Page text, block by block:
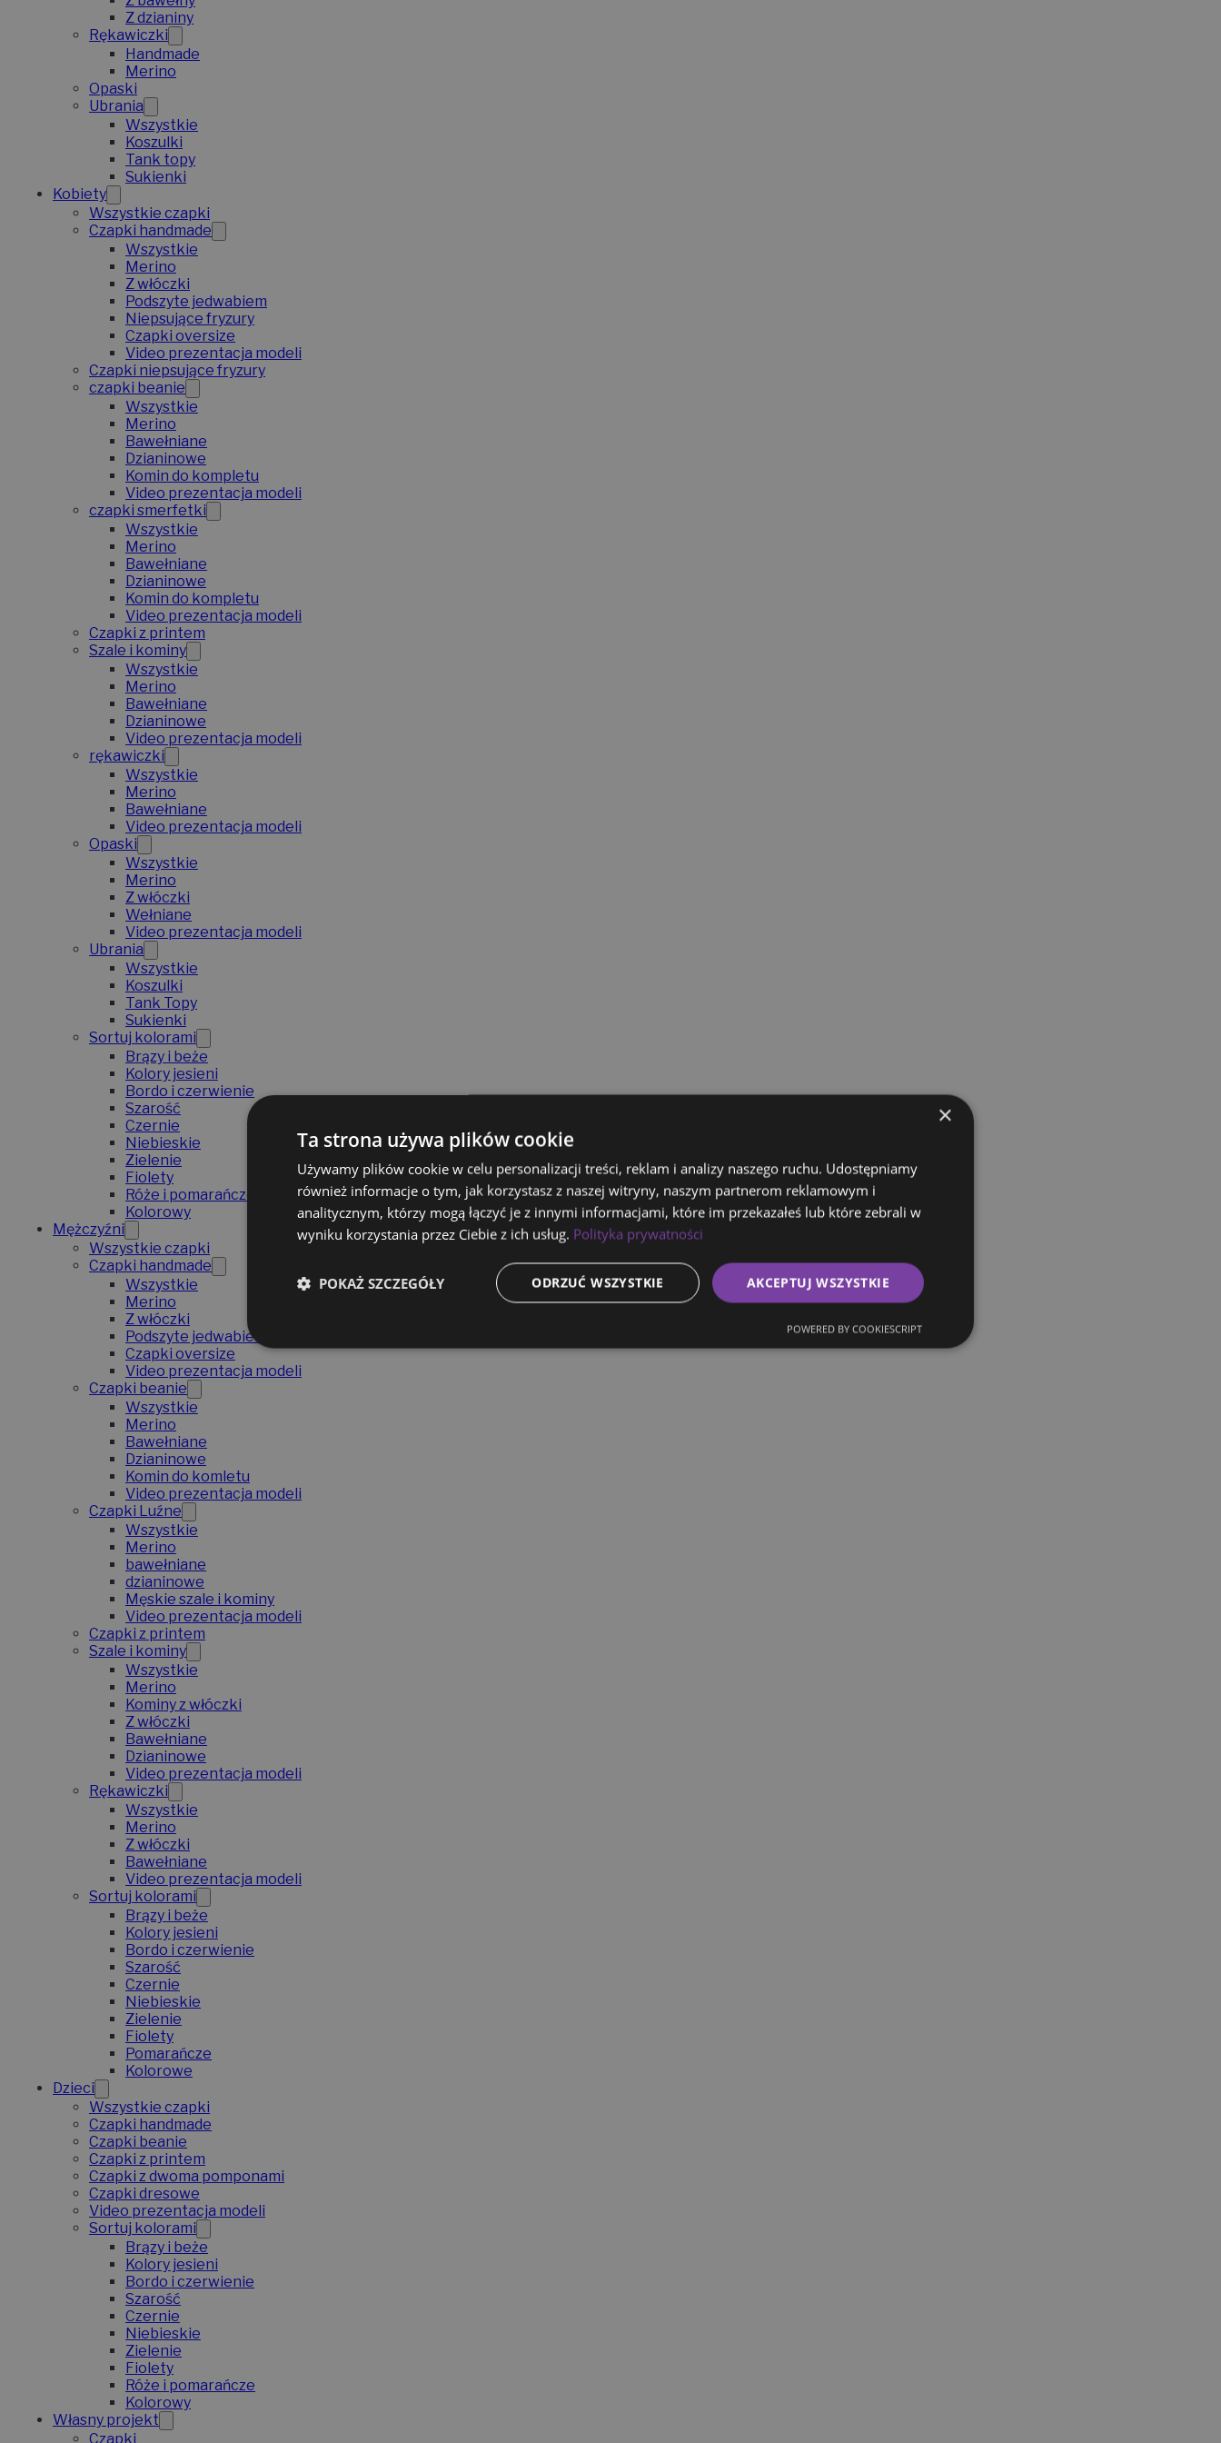
Z dzianiny
Rękawiczki
Handmade
Merino
Opaski
Ubrania
Wszystkie
Koszulki
Tank topy
Sukienki
Kobiety
Wszystkie czapki
Czapki handmade
Wszystkie
Merino
Z włóczki
Podszyte jedwabiem
Niepsujące fryzury
Czapki oversize
Video prezentacja modeli
Czapki niepsujące fryzury
czapki beanie
Wszystkie
Merino
Bawełniane
Dzianinowe
Komin do kompletu
Video prezentacja modeli
czapki smerfetki
Wszystkie
Merino
Bawełniane
Dzianinowe
Komin do kompletu
Video prezentacja modeli
Czapki z printem
Szale i kominy
Wszystkie
Merino
Bawełniane
Dzianinowe
Video prezentacja modeli
rękawiczki
Wszystkie
Merino
Bawełniane
Video prezentacja modeli
Opaski
Wszystkie
Merino
Z włóczki
Wełniane
Video prezentacja modeli
Ubrania
Wszystkie
Koszulki
Tank Topy
Sukienki
Sortuj kolorami
Brązy i beże
Kolory jesieni
Bordo i czerwienie
Szarość
Czernie
Niebieskie
Zielenie
Fiolety
Róże i pomarańcze
Kolorowy
Mężczyźni
Wszystkie czapki
Czapki handmade
Wszystkie
Merino
Z włóczki
Podszyte jedwabiem
Czapki oversize
Video prezentacja modeli
Czapki beanie
Wszystkie
Merino
Bawełniane
Dzianinowe
Komin do komletu
Video prezentacja modeli
Czapki Luźne
Wszystkie
Merino
bawełniane
dzianinowe
Męskie szale i kominy
Video prezentacja modeli
Czapki z printem
Szale i kominy
Wszystkie
Merino
Kominy z włóczki
Z włóczki
Bawełniane
Dzianinowe
Video prezentacja modeli
Rękawiczki
Wszystkie
Merino
Z włóczki
Bawełniane
Video prezentacja modeli
Sortuj kolorami
Brązy i beże
Kolory jesieni
Bordo i czerwienie
Szarość
Czernie
Niebieskie
Zielenie
Fiolety
Pomarańcze
Kolorowe
Dzieci
Wszystkie czapki
Czapki handmade
Czapki beanie
Czapki z printem
Czapki z dwoma pomponami
Czapki dresowe
Video prezentacja modeli
Sortuj kolorami
Brązy i beże
Kolory jesieni
Bordo i czerwienie
Szarość
Czernie
Niebieskie
Zielenie
Fiolety
Róże i pomarańcze
Kolorowy
Własny projekt
Czapki
×
Ta strona używa plików cookie
Używamy plików cookie w celu personalizacji treści, reklam i analizy naszego ruchu. Udostępniamy
również informacje o tym, jak korzystasz z naszej witryny, naszym partnerom reklamowym i
analitycznym, którzy mogą łączyć je z innymi informacjami, które im przekazałeś lub które zebrali w
wyniku korzystania przez Ciebie z ich usług. Polityka prywatności
AKCEPTUJ WSZYSTKIE
ODRZUĆ WSZYSTKIE
POKAŻ SZCZEGÓŁY
POWERED BY COOKIESCRIPT